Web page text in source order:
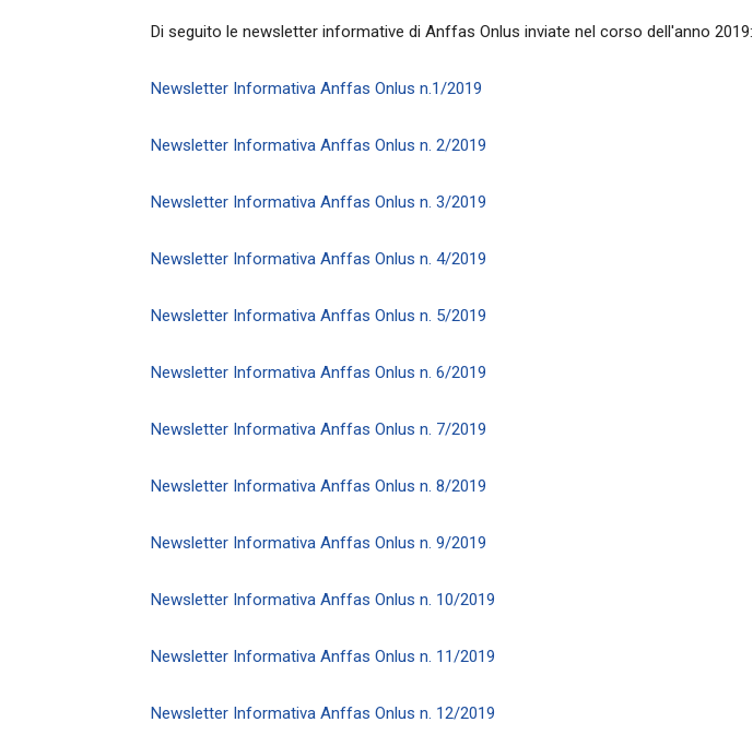
Di seguito le newsletter informative di Anffas Onlus inviate nel corso dell'anno 2019:
Newsletter Informativa Anffas Onlus n.1/2019
Newsletter Informativa Anffas Onlus n. 2/2019
Newsletter Informativa Anffas Onlus n. 3/2019
Newsletter Informativa Anffas Onlus n. 4/2019
Newsletter Informativa Anffas Onlus n. 5/2019
Newsletter Informativa Anffas Onlus n. 6/2019
Newsletter Informativa Anffas Onlus n. 7/2019
Newsletter Informativa Anffas Onlus n. 8/2019
Newsletter Informativa Anffas Onlus n. 9/2019
Newsletter Informativa Anffas Onlus n. 10/2019
Newsletter Informativa Anffas Onlus n. 11/2019
Newsletter Informativa Anffas Onlus n. 12/2019